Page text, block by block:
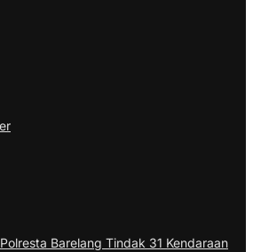
Barelang Tindak 31 Kendaraan